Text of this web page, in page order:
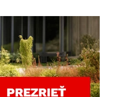
doplnky
doplnky
vše